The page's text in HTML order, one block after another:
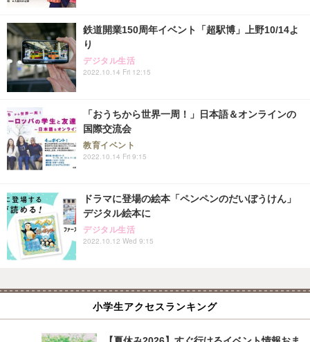
鉄道開業150周年イベント「超駅博」上野10/14よ
り
デジタル生活
2022.10.14 Fri 12:15
「おうちから世界一周！」日本語＆オンラインの
国際交流会
教育イベント
2022.10.14 Fri 9:15
ドラマに登場の絵本「ペンペンのだいぼうけん」
デジタル絵本に
デジタル生活
2022.10.12 Wed 9:15
小学生アクセスランキング
【夏休み2026】すぐ行けるイベント情報おま